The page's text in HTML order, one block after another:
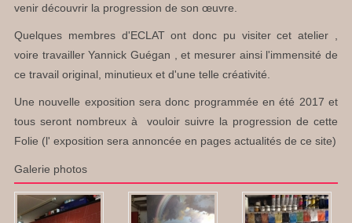
venir découvrir la progression de son œuvre.
Quelques membres d'ECLAT ont donc pu visiter cet atelier ,
voire travailler Yannick Guégan , et mesurer ainsi l'immensité de
ce travail original, minutieux et d'une telle créativité.
Une nouvelle exposition sera donc programmée en été 2017 et
tous seront nombreux à vouloir suivre la progression de cette
Folie (l' exposition sera annoncée en pages actualités de ce site)
Galerie photos